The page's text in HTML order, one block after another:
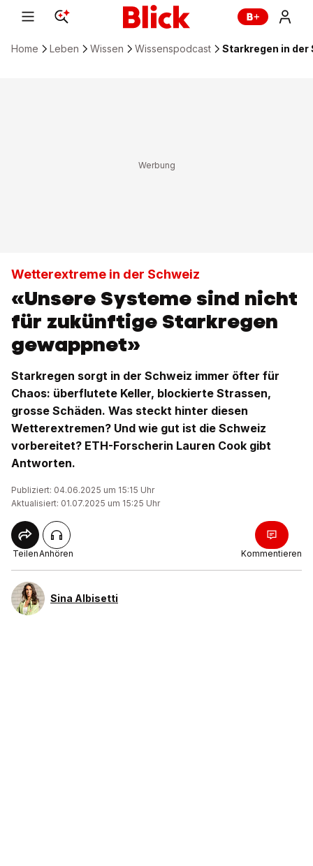
Home Leben Wissen Wissenspodcast Starkregen in der
Wetterextreme in der Schweiz
«Unsere Systeme sind nicht
für zukünftige Starkregen
gewappnet»
Starkregen sorgt in der Schweiz immer öfter für
Chaos: überflutete Keller, blockierte Strassen,
grosse Schäden. Was steckt hinter diesen
Wetterextremen? Und wie gut ist die Schweiz
vorbereitet? ETH-Forscherin Lauren Cook gibt
Antworten.
Publiziert: 04.06.2025 um 15:15 Uhr
Aktualisiert: 01.07.2025 um 15:25 Uhr
TeilenAnhören Kommentieren
Sina Albisetti